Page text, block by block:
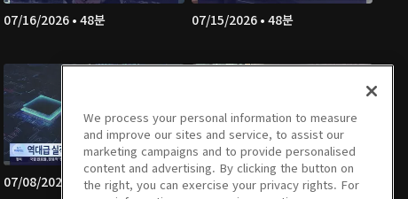
07/16/2026 • 48분 07/15/2026 • 48분
07/08/2026 • 49분 07/07/2026 • 49분
We process your personal information to measure
and improve our sites and service, to assist our
marketing campaigns and to provide personalised
content and advertising. By clicking the button on
the right, you can exercise your privacy rights. For